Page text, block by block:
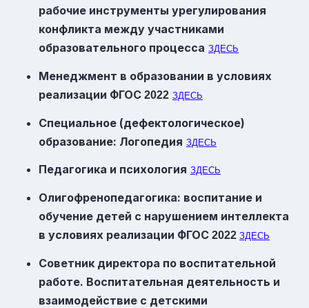
рабочие инструменты урегулирования
конфликта между участниками
образовательного процесса ЗДЕСЬ
Менеджмент в образовании в условиях
реализации ФГОС 2022 ЗДЕСЬ
Специальное (дефектологическое)
образование: Логопедия ЗДЕСЬ
Педагогика и психология ЗДЕСЬ
Олигофренопедагогика: воспитание и
обучение детей с нарушением интеллекта
в условиях реализации ФГОС 2022 ЗДЕСЬ
Советник директора по воспитательной
работе. Воспитательная деятельность и
взаимодействие с детскими